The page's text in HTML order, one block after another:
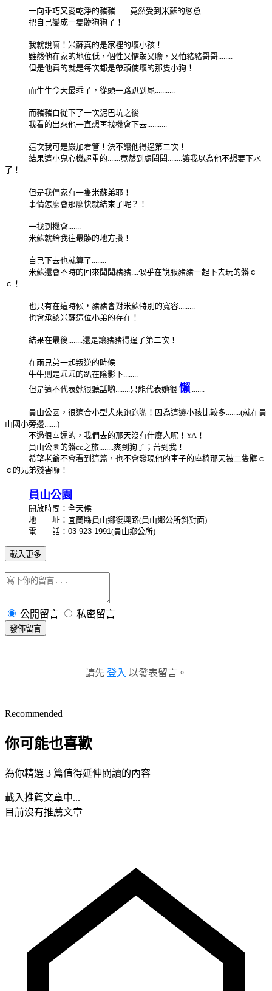
一向乖巧又愛乾淨的豬豬........竟然受到米蘇的慫恿.........
把自己變成一隻髒狗狗了！
我就說嘛！米蘇真的是家裡的壞小孩！
雖然他在家的地位低，個性又懦弱又膽，又怕豬豬哥哥........
但是他真的就是每次都是帶頭使壞的那隻小狗！
而牛牛今天最乖了，從頭一路趴到尾...........
而豬豬自從下了一次泥巴坑之後........
我看的出來他一直想再找機會下去...........
這次我可是嚴加看管！決不讓他得逞第二次！
結果這小鬼心機超重的.......竟然到處聞聞........讓我以為他不想要下水
了！
但是我們家有一隻米蘇弟耶！
事情怎麼會那麼快就結束了呢？！
一找到機會.......
米蘇就給我往最髒的地方攢！
自己下去也就算了........
米蘇還會不時的回來聞聞豬豬....似乎在說服豬豬一起下去玩的髒ｃ
ｃ！
也只有在這時候，豬豬會對米蘇特別的寬容.........
也會承認米蘇這位小弟的存在！
結果在最後........還是讓豬豬得逞了第二次！
在兩兄弟一起叛逆的時候..........
牛牛則是乖乖的趴在陰影下........
但是這不代表她很聽話喲........只能代表她很 懶
員山公園，很適合小型犬來跑跑喲！因為這邊小孩比較多........(就在員
山國小旁邊.......)
不過很幸運的，我們去的那天沒有什麼人呢！YA！
員山公園的髒cc之旅........爽到狗子；苦到我！
希望老爺不會看到這篇，也不會發現他的車子的座椅那天被二隻髒ｃ
ｃ的兄弟殘害囉！
員山公園
開放時間：全天候
地 址：宜蘭縣員山鄉復興路(員山鄉公所斜對面)
電 話： 03-923-1991 (員山鄉公所)
載入更多
公開留言 私密留言
發佈留言
請先 登入 以發表留言。
Recommended
你可能也喜歡
為你精選 3 篇值得延伸閱讀的內容
載入推薦文章中...
目前沒有推薦文章